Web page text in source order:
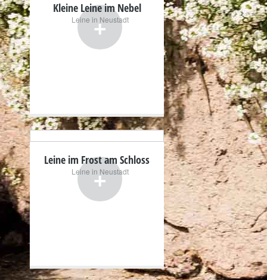
+
Kleine Leine im Nebel
Leine in Neustadt
+
Leine im Frost am Schloss
Leine in Neustadt